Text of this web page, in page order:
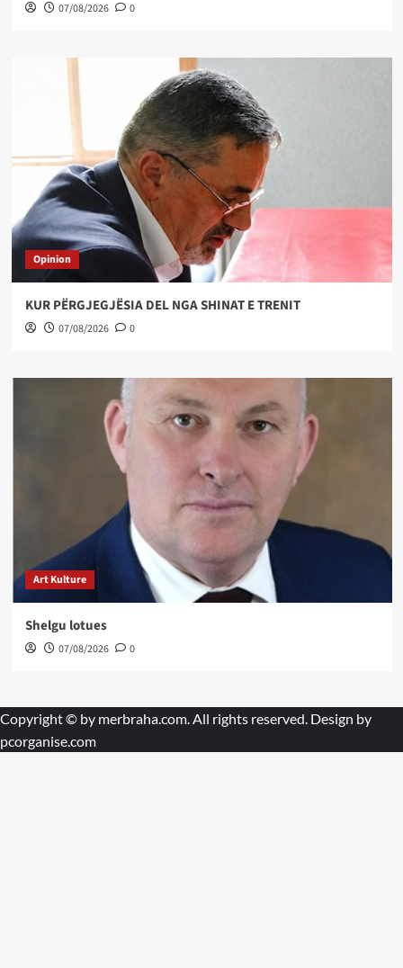
07/08/2026 0
Opinion
KUR PËRGJEGJËSIA DEL NGA SHINAT E TRENIT
07/08/2026 0
Art Kulture
Shelgu lotues
07/08/2026 0
Copyright © by merbraha.com. All rights reserved. Design by
pcorganise.com